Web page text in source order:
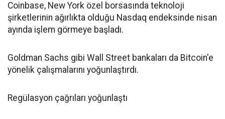
Coinbase, New York özel borsasında teknoloji
şirketlerinin ağırlıkta olduğu Nasdaq endeksinde nisan
ayında işlem görmeye başladı.
Goldman Sachs gibi Wall Street bankaları da Bitcoin'e
yönelik çalışmalarını yoğunlaştırdı.
Regülasyon çağrıları yoğunlaştı